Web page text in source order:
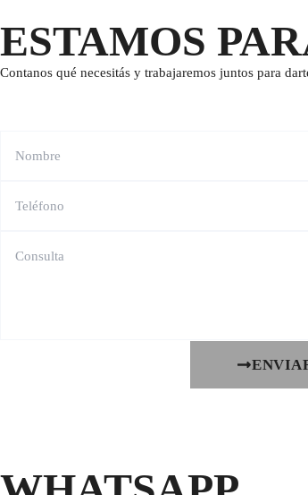
ESTAMOS
Contanos qué necesitás y trabajaremos juntos para